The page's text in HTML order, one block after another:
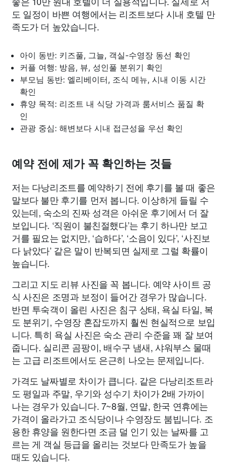
도 일정이 바쁜 여행에서는 리조트보다 시내 호텔 만
족도가 더 높았습니다.
아이 동반: 키즈풀, 그늘, 객실-수영장 동선 확인
커플 여행: 방음, 뷰, 성인풀 분위기 확인
부모님 동반: 엘리베이터, 조식 메뉴, 시내 이동 시간
확인
휴양 목적: 리조트 내 식당 가격과 룸서비스 품질 확
인
관광 중심: 해변보다 시내 접근성을 우선 확인
예약 전에 제가 꼭 확인하는 것들
저는 다낭리조트를 예약하기 전에 후기를 볼 때 좋은
말보다 불만 후기를 먼저 봅니다. 이상하게 들릴 수
있는데, 숙소의 진짜 성격은 아쉬운 후기에서 더 잘
보입니다. ‘직원이 불친절했다’는 후기 하나만 보고
거를 필요는 없지만, ‘습하다’, ‘소음이 있다’, ‘사진보
다 낡았다’ 같은 말이 반복되면 실제로 그럴 확률이
높습니다.
그리고 지도 리뷰 사진을 꼭 봅니다. 예약 사이트 공
식 사진은 조명과 보정이 들어간 경우가 많습니다.
반면 투숙객이 올린 사진은 침구 상태, 욕실 타일, 복
도 분위기, 수영장 혼잡도까지 훨씬 현실적으로 보입
니다. 특히 욕실 사진은 숙소 관리 수준을 꽤 잘 보여
줍니다. 실리콘 곰팡이, 배수구 냄새, 샤워부스 물때
는 고급 리조트에서도 은근히 나오는 문제입니다.
가격도 날짜별로 차이가 큽니다. 같은 다낭리조트라
도 평일과 주말, 우기와 성수기 차이가 2배 가까이
나는 경우가 있습니다. 7~8월, 연말, 한국 연휴에는
가격이 올라가고 조식당이나 수영장도 붐빕니다. 조
용한 휴양을 원한다면 조금 덜 인기 있는 날짜를 고
르는 게 객실 등급을 올리는 것보다 만족도가 높을
때도 있습니다.